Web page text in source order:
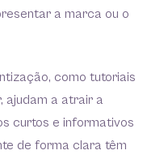
a marca ou o
como tutoriais
ajudam a atrair a
curtos e informativos
de forma clara têm